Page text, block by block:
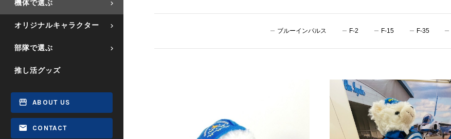
機体で選ぶ
オリジナルキャラクター
部隊で選ぶ
推し活グッズ
ABOUT US
CONTACT
ブルーインパルス F-2 F-15 F-35